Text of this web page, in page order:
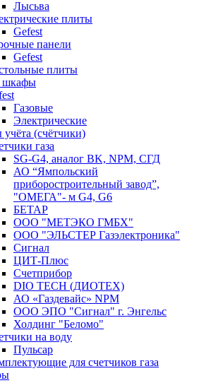
Лысьва
плиты
Gefest
панели
Gefest
плиты
шкафы
Газовые
Электрические
(счётчики)
газа
SG-G4, аналог BK, NPM, СГД
АО “Ямпольский
приборостроительный завод”,
"ОМЕГА"- м G4, G6
БЕТАР
ООО "МЕТЭКО ГМБХ"
ООО "ЭЛЬСТЕР Газэлектроника"
Сигнал
ЦИТ-Плюс
Счетприбор
DIO TECH (ДИОТЕХ)
АО «Газдевайс» NPM
ООО ЭПО "Сигнал" г. Энгельс
Холдинг "Беломо"
на воду
Пульсар
для счетчиков газа